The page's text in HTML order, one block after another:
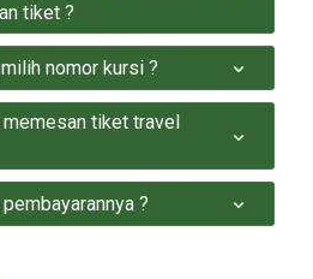
tiket ?
nomor kursi ?
memesan tiket travel
?